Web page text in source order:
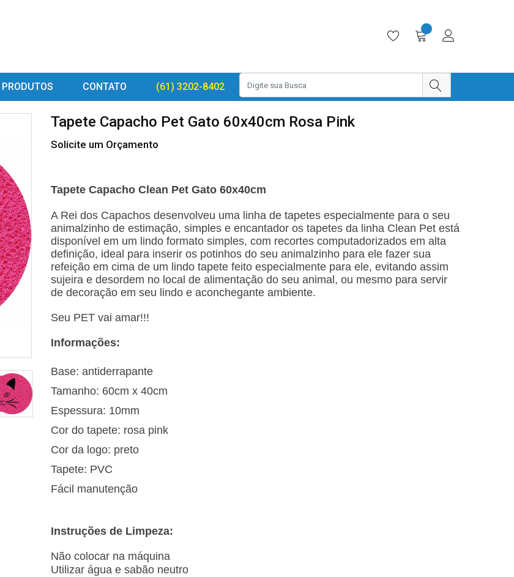
PRODUTOS CONTATO (61) 3202-8402
Tapete Capacho Pet Gato 60x40cm Rosa Pink
Solicite um Orçamento
Tapete Capacho Clean Pet Gato 60x40cm
A Rei dos Capachos desenvolveu uma linha de tapetes especialmente para o seu
animalzinho de estimação, simples e encantador os tapetes da linha Clean Pet está
disponível em um lindo formato simples, com recortes computadorizados em alta
definição, ideal para inserir os potinhos do seu animalzinho para ele fazer sua
refeição em cima de um lindo tapete feito especialmente para ele, evitando assim
sujeira e desordem no local de alimentação do seu animal, ou mesmo para servir
de decoração em seu lindo e aconchegante ambiente.
Seu PET vai amar!!!
Informações:
Base: antiderrapante
Tamanho: 60cm x 40cm
Espessura: 10mm
Cor do tapete: rosa pink
Cor da logo: preto
Tapete: PVC
Fácil manutenção
Instruções de Limpeza:
Não colocar na máquina
Utilizar água e sabão neutro